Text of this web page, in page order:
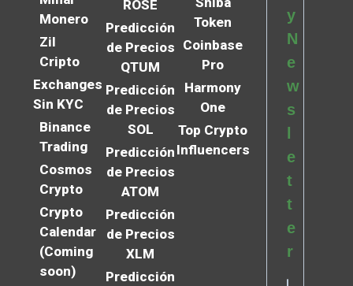
Monero
Zil
Cripto
Exchanges
Sin KYC
Binance
Trading
Cosmos
Crypto
Crypto
Calendar
(Coming
soon)
ROSE
Predicción
de Precios
QTUM
Predicción
de Precios
SOL
Predicción
de Precios
ATOM
Predicción
de Precios
XLM
Predicción
Token
Coinbase
Pro
Harmony
One
Top Crypto
Influencers
y
N
e
w
s
e
t
t
e
r